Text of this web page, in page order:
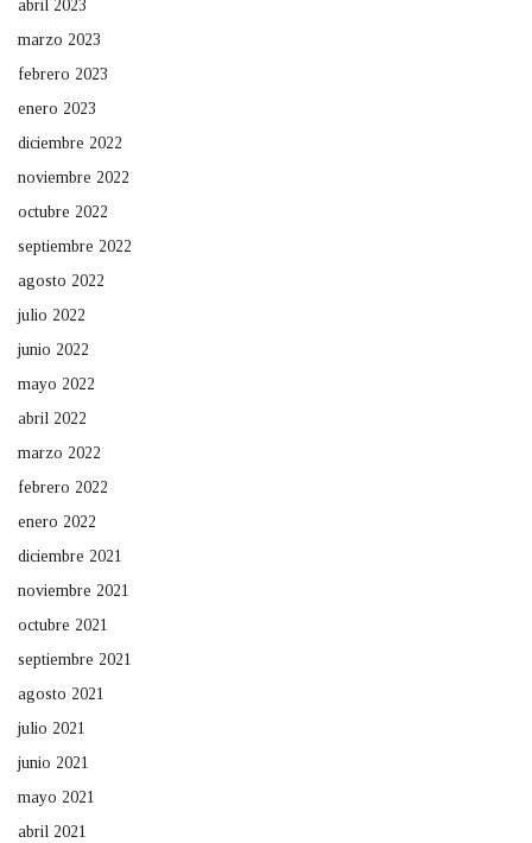
abril 2023
marzo 2023
febrero 2023
enero 2023
diciembre 2022
noviembre 2022
octubre 2022
septiembre 2022
agosto 2022
julio 2022
junio 2022
mayo 2022
abril 2022
marzo 2022
febrero 2022
enero 2022
diciembre 2021
noviembre 2021
octubre 2021
septiembre 2021
agosto 2021
julio 2021
junio 2021
mayo 2021
abril 2021